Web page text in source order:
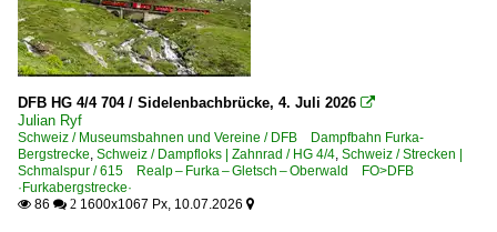
DFB HG 4/4 704 / Sidelenbachbrücke, 4. Juli 2026 
Julian Ryf
Schweiz / Museumsbahnen und Vereine / DFB Dampfbahn Furka-
Bergstrecke, Schweiz / Dampfloks | Zahnrad / HG 4/4, Schweiz / Strecken |
Schmalspur / 615 Realp – Furka – Gletsch – Oberwald FO>DFB
·Furkabergstrecke·
 86  2 1600x1067 Px, 10.07.2026 